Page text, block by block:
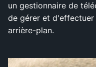
un gestionnaire de
de gérer et
arrière-plan.